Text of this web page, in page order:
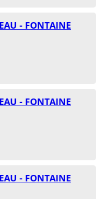
- FONTAINE
- FONTAINE
- FONTAINE